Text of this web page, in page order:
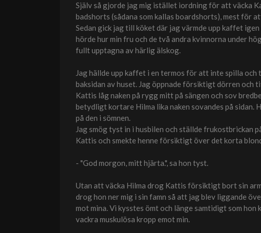
Själv så gjorde jag mig istället iordning för att väcka
badshorts (sådana som kallas boardshorts), mest för
Sedan gick jag till köket där jag värmde upp kaffet
hörde hur min fru och de två andra kvinnorna under
fullt upptagna av härlig älskog.
Jag hällde upp kaffet i en termos för att inte spilla och
baksidan av huset. Jag öppnade försiktigt dörren och
Kattis låg naken på rygg mitt på sängen och sov
betydligt kortare Hilma lika naken sovandes på
på den i sömnen.
Jag smög tyst in i husbilen och ställde frukostbrickan
Kattis och smekte henne försiktigt över det korta
- "God morgon, mitt hjärta.", sa hon tyst.
Utan att väcka Hilma drog Kattis försiktigt bort sin
drog hon ner mig i sin famn så att jag blev liggande
mot mina. Vi kysstes ömt och länge samtidigt som hon
vackra muskulösa kropp emot min.